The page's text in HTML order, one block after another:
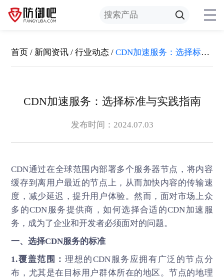
首页 / 新闻资讯 /行业动态 /CDN加速服务：选择标准与实践指南
CDN加速服务：选择标准与实践指南
发布时间：2024.07.03
CDN通过在全球范围内部署多个服务器节点，将内容
缓存到离用户最近的节点上，从而加快内容的传输速
度，减少延迟，提升用户体验。然而，面对市场上众
多的CDN服务提供商，如何选择合适的CDN加速服
务 ，成为了企业和开发者必须面对的问题。
一、选择CDN服务的标准
1.覆盖范围：理想的CDN服务应拥有广泛的节点分
布，尤其是在目标用户群体所在的地区。节点的地理